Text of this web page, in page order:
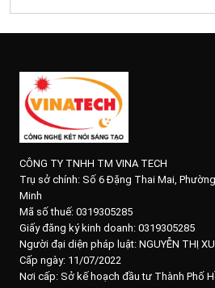
CÔNG TY TNHH TM VINA TECH
Trụ sở chính: Số 6 Đặng Thai Mai,
Minh
Mã số thuế: 0319305285
Giấy đăng ký kinh doanh: 0319305285
Người đại diện pháp luật: NGUYỄN THỊ
Cấp ngày: 11/07/2022
Nơi cấp: Sở kế hoạch đầu tư Thành Phố